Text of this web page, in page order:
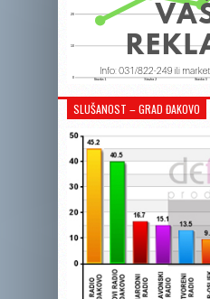
SLUŠANOST – GRAD ĐAKOVO